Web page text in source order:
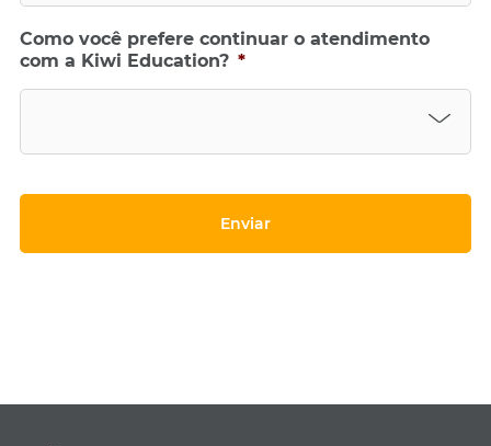
Como você prefere continuar o atendimento
com a Kiwi Education? *